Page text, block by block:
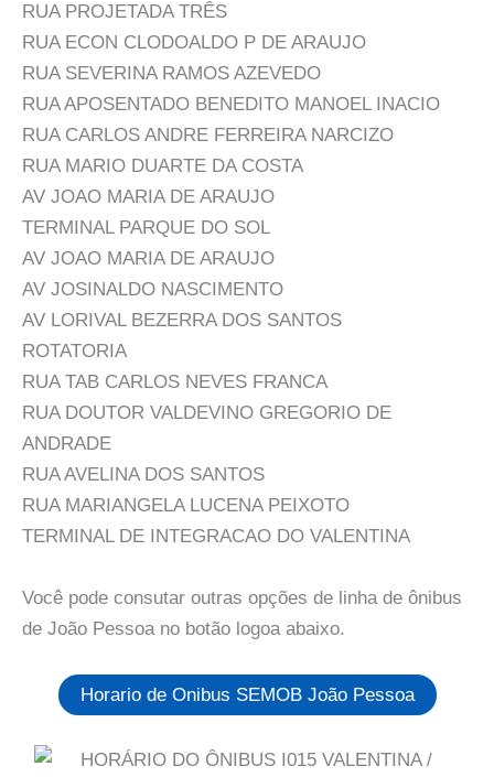
RUA PROJETADA TRÊS
RUA ECON CLODOALDO P DE ARAUJO
RUA SEVERINA RAMOS AZEVEDO
RUA APOSENTADO BENEDITO MANOEL INACIO
RUA CARLOS ANDRE FERREIRA NARCIZO
RUA MARIO DUARTE DA COSTA
AV JOAO MARIA DE ARAUJO
TERMINAL PARQUE DO SOL
AV JOAO MARIA DE ARAUJO
AV JOSINALDO NASCIMENTO
AV LORIVAL BEZERRA DOS SANTOS
ROTATORIA
RUA TAB CARLOS NEVES FRANCA
RUA DOUTOR VALDEVINO GREGORIO DE
ANDRADE
RUA AVELINA DOS SANTOS
RUA MARIANGELA LUCENA PEIXOTO
TERMINAL DE INTEGRACAO DO VALENTINA
Você pode consutar outras opções de linha de ônibus
de João Pessoa no botão logoa abaixo.
Horario de Onibus SEMOB João Pessoa